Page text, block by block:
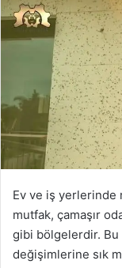
Ev ve iş yerlerinde
mutfak, çamaşır
gibi bölgelerdir. Bu
değişimlerine sık